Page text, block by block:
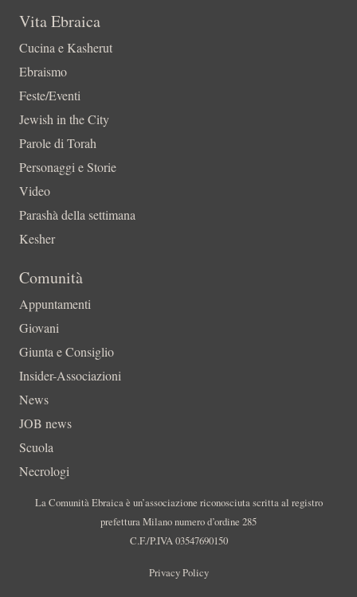
Vita Ebraica
Cucina e Kasherut
Ebraismo
Feste/Eventi
Jewish in the City
Parole di Torah
Personaggi e Storie
Video
Parashà della settimana
Kesher
Comunità
Appuntamenti
Giovani
Giunta e Consiglio
Insider-Associazioni
News
JOB news
Scuola
Necrologi
La Comunità Ebraica è un’associazione riconosciuta scritta al registro
prefettura Milano numero d’ordine 285
C.F./P.IVA 03547690150
Privacy Policy